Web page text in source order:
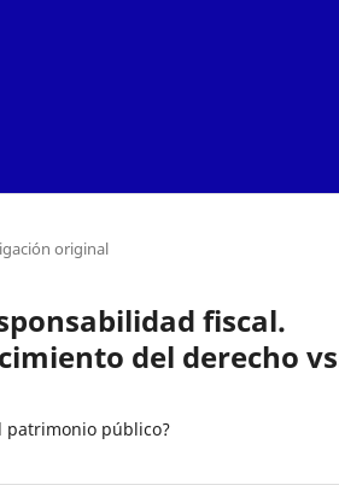
original
fiscal.
del derecho
patrimonio público?